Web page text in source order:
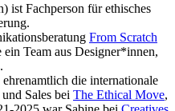
ist Fachperson für ethisches
From Scratch
ein Team aus Designer*innen,
die internationale
Sales bei The Ethical Move,